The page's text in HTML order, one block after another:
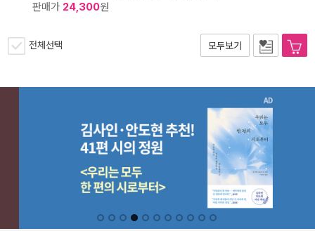
판매가 24,300원
전체선택 모두보기